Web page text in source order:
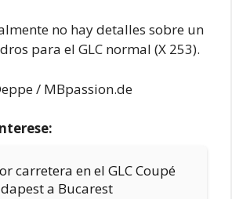
no hay detalles sobre un
para el GLC normal (X 253).
/ MBpassion.de
carretera en el GLC Coupé
a Bucarest